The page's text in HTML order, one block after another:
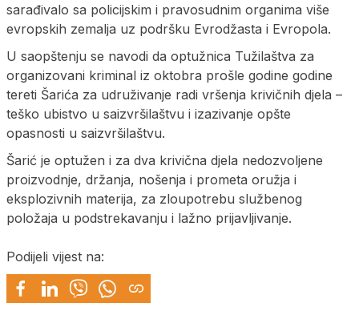
sarađivalo sa policijskim i pravosudnim organima više
evropskih zemalja uz podršku Evrodžasta i Evropola.
U saopštenju se navodi da optužnica Tužilaštva za
organizovani kriminal iz oktobra prošle godine godine
tereti Šarića za udruživanje radi vršenja krivičnih djela –
teško ubistvo u saizvršilaštvu i izazivanje opšte
opasnosti u saizvršilaštvu.
Šarić je optužen i za dva krivična djela nedozvoljene
proizvodnje, držanja, nošenja i prometa oružja i
eksplozivnih materija, za zloupotrebu službenog
položaja u podstrekavanju i lažno prijavljivanje.
Podijeli vijest na: